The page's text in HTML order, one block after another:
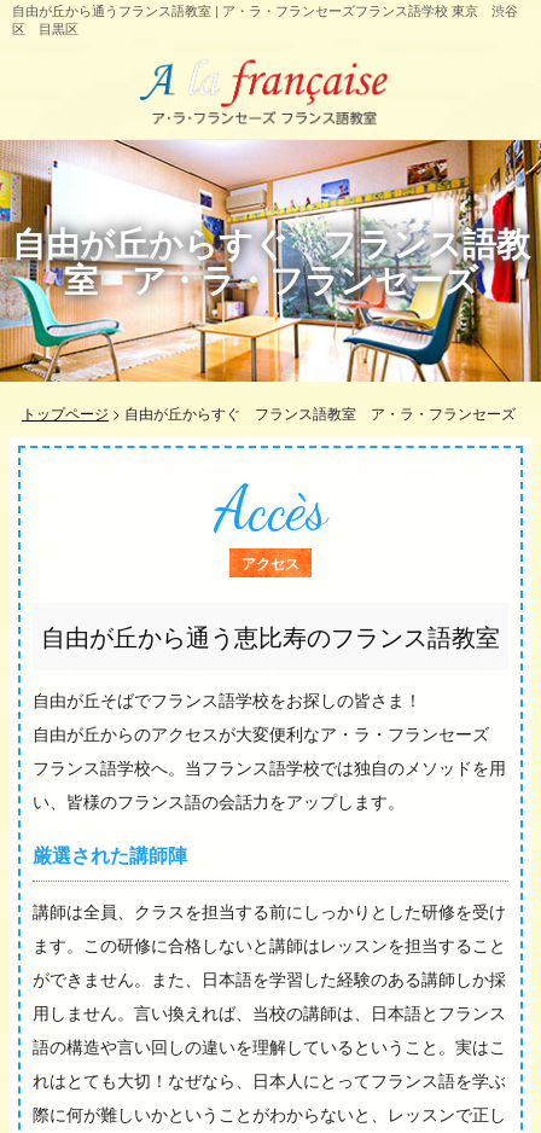
自由が丘から通うフランス語教室 | ア・ラ・フランセーズフランス語学校 東京 渋谷
区 目黒区
自由が丘からすぐ フランス語教
室 ア・ラ・フランセーズ
トップページ > 自由が丘からすぐ フランス語教室 ア・ラ・フランセーズ
Accès
アクセス
自由が丘から通う恵比寿のフランス語教室
自由が丘そばでフランス語学校をお探しの皆さま！
自由が丘からのアクセスが大変便利なア・ラ・フランセーズ
フランス語学校へ。当フランス語学校では独自のメソッドを用
い、皆様のフランス語の会話力をアップします。
厳選された講師陣
講師は全員、クラスを担当する前にしっかりとした研修を受け
ます。この研修に合格しないと講師はレッスンを担当すること
ができません。また、日本語を学習した経験のある講師しか採
用しません。言い換えれば、当校の講師は、日本語とフランス
語の構造や言い回しの違いを理解しているということ。実はこ
れはとても大切！なぜなら、日本人にとってフランス語を学ぶ
際に何が難しいかということがわからないと、レッスンで正し